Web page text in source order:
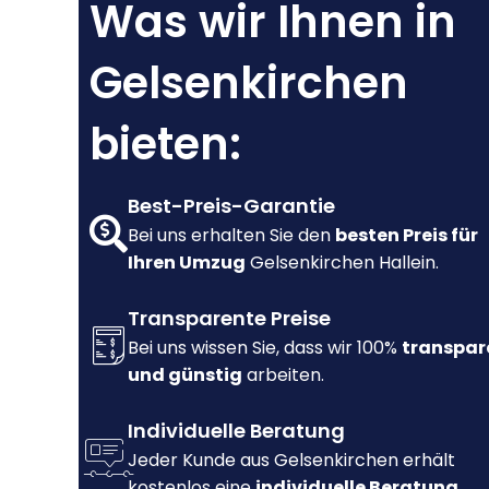
Was wir Ihnen in
Gelsenkirchen
bieten:
Best-Preis-Garantie
Bei uns erhalten Sie den besten Preis für
Ihren Umzug Gelsenkirchen Hallein.
Transparente Preise
Bei uns wissen Sie, dass wir 100%
und günstig arbeiten.
Individuelle Beratung
Jeder Kunde aus Gelsenkirchen erhält